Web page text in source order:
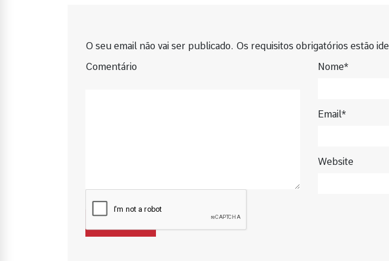
O seu email não vai ser publicado. Os requisitos obrigatórios estão
Comentário
Nome*
Email*
Website